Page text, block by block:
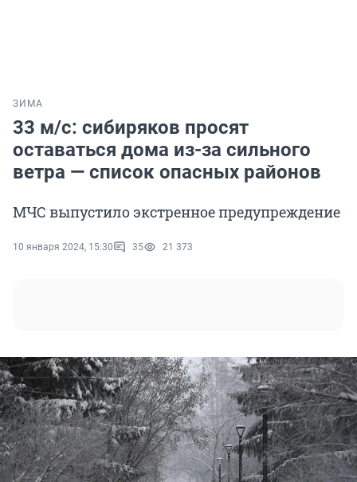
ЗИМА
33 м/с: сибиряков просят
оставаться дома из-за сильного
ветра — список опасных районов
МЧС выпустило экстренное предупреждение
10 января 2024, 15:30 35 21 373